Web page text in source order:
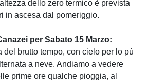
dello zero termico è prevista
in ascesa dal pomeriggio.
per Sabato 15 Marzo:
del brutto tempo, con cielo per lo pù
a neve. Andiamo a vedere
prime ore qualche pioggia, al